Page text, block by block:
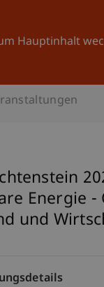
Hauptinhalt
Energie -
und